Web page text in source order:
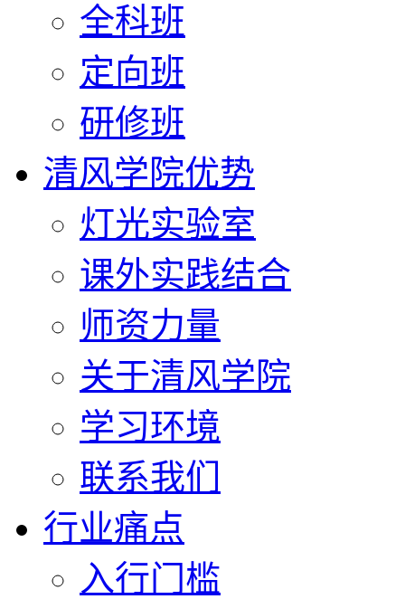
全科班
定向班
研修班
清风学院优势
灯光实验室
课外实践结合
师资力量
关于清风学院
学习环境
联系我们
行业痛点
入行门槛